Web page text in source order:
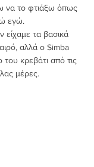
να το φτιάξω όπως
εγώ.
αλλά ο Simba
του κρεβάτι από τις
μέρες.